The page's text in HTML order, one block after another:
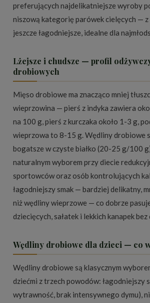
preferujących najdelikatniejsze wyroby
niszową kategorię parówek cielęcych — z
jeszcze łagodniejsze, idealne dla
Lżejsze i chudsze — profil
drobiowych
Mięso drobiowe ma znacząco mniej
wieprzowina — pierś z indyka zawiera
na 100 g, pierś z kurczaka około 1-3 g,
wieprzowa to 8-15 g. Wędliny drobiowe
bogatsze w czyste białko (20-25 g/100
naturalnym wyborem przy diecie
sportowców oraz osób kontrolujących
łagodniejszy smak — bardziej delikatny,
niż wędliny wieprzowe — co dobrze
dziecięcych, sałatek i lekkich kanapek
Wędliny drobiowe dla dzieci — co
Wędliny drobiowe są klasycznym
dziećmi z trzech powodów: łagodniejszy
wytrawność, brak intensywnego dymu),